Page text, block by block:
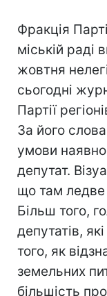
Фракція
міській раді
жовтня
сьогодні
Партії
За його
умови
депутат.
що там ледве
Більш того,
депутатів,
того, як
земельних
більшість